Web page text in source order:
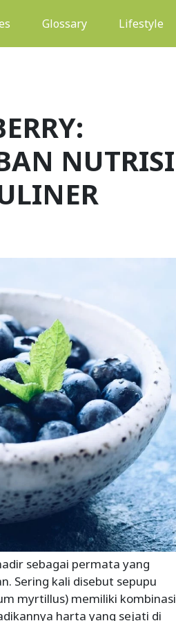
(current)Glossary Lifestyle
NUTRISI
sebagai permata yang
Sering kali disebut sepupu
myrtillus) memiliki kombinasi
harta yang sejati di